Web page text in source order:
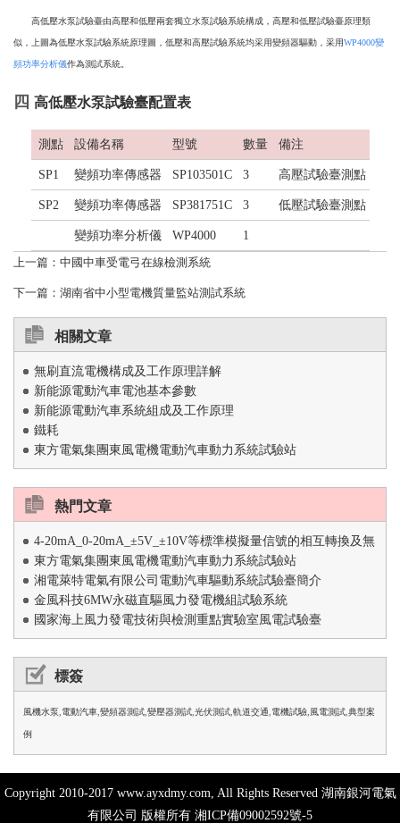
高低壓水泵試驗臺由高壓和低壓兩套獨立水泵試驗系統構成，高壓和低壓試驗臺原理類
似，上圖為低壓水泵試驗系統原理圖，低壓和高壓試驗系統均采用變頻器驅動，采用WP4000變
頻功率分析儀作為測試系統。
四 高低壓水泵試驗臺配置表
測點 設備名稱 型號 數量 備注
SP1 變頻功率傳感器 SP103501C 3 高壓試驗臺測點
SP2 變頻功率傳感器 SP381751C 3 低壓試驗臺測點
變頻功率分析儀 WP4000
1
上一篇： 中國中車受電弓在線檢測系統
下一篇： 湖南省中小型電機質量監站測試系統
相關文章
無刷直流電機構成及工作原理詳解
新能源電動汽車電池基本參數
新能源電動汽車系統組成及工作原理
鐵耗
東方電氣集團東風電機電動汽車動力系統試驗站
熱門文章
4-20mA_0-20mA_±5V_±10V等標準模擬量信號的相互轉換及無
擾傳輸
東方電氣集團東風電機電動汽車動力系統試驗站
湘電萊特電氣有限公司電動汽車驅動系統試驗臺簡介
金風科技6MW永磁直驅風力發電機組試驗系統
國家海上風力發電技術與檢測重點實驗室風電試驗臺
標簽
風機水泵 電動汽車 變頻器測試 變壓器測試 光伏測試 軌道交通 電機試驗 風電測試 典型案
例
Copyright 2010-2017 www.ayxdmy.com, All Rights Reserved 湖南銀河電氣
有限公司 版權所有 湘ICP備09002592號-5